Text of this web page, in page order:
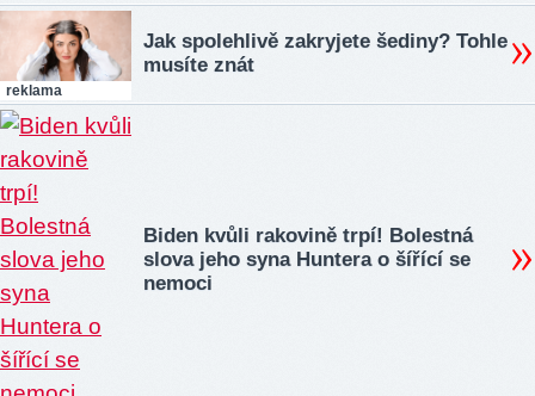
reklama
Jak spolehlivě zakryjete šediny? Tohle
musíte znát
Biden kvůli rakovině trpí! Bolestná
slova jeho syna Huntera o šířící se
nemoci